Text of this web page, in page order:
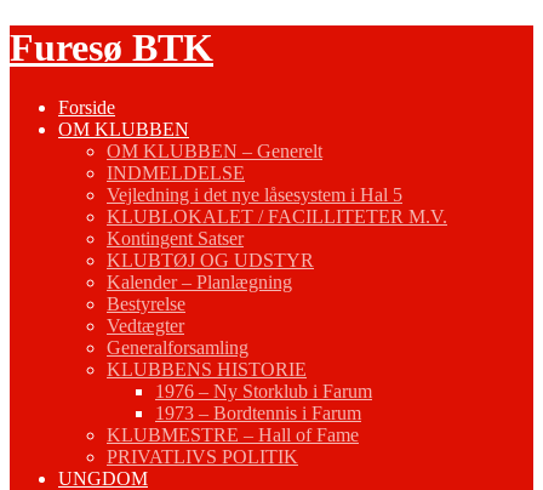
Fortsæt
til
Furesø BTK
Forside
OM KLUBBEN
OM KLUBBEN – Generelt
INDMELDELSE
Vejledning i det nye låsesystem i Hal 5
KLUBLOKALET / FACILLITETER M.V.
Kontingent Satser
KLUBTØJ OG UDSTYR
Kalender – Planlægning
Bestyrelse
Vedtægter
Generalforsamling
KLUBBENS HISTORIE
1976 – Ny Storklub i Farum
1973 – Bordtennis i Farum
KLUBMESTRE – Hall of Fame
PRIVATLIVS POLITIK
UNGDOM